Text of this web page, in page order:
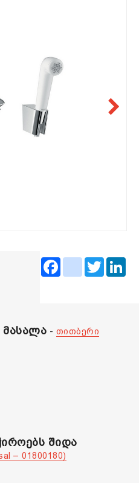
FacebookinstagramTwitter
მასალა - თითბერი
შიდა
– 01800180)